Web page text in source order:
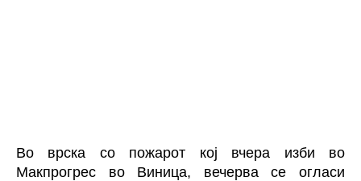
Во врска со пожарот кој вчера изби во
Макпрогрес во Виница, вечерва се огласи